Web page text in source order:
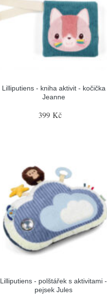
Lilliputiens - kniha aktivit - kočička
Jeanne
399 Kč
Lilliputiens - polštářek s aktivitami -
pejsek Jules